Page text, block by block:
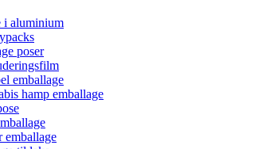
i aluminium
poser
emballage
hamp emballage
emballage